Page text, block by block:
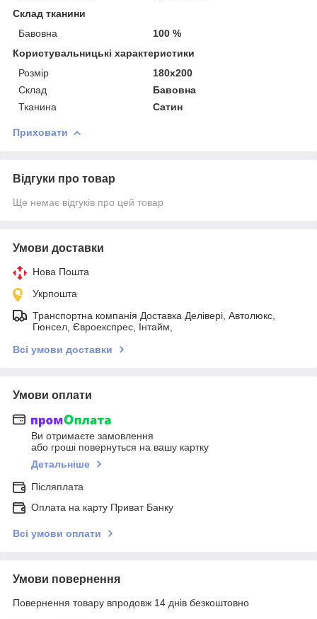
Склад тканини
Бавовна
100 %
Користувальницькі характеристики
Розмір
180х200
Склад
Бавовна
Тканина
Сатин
Приховати
Відгуки про товар
Ще немає відгуків про цей товар
Умови доставки
Нова Пошта
Укрпошта
Транспортна компанія Доставка Делівері, Автолюкс,
Гюнсел, Євроекспрес, Інтайм,
Всі умови доставки
Умови оплати
Ви отримаєте замовлення
або гроші повернуться на вашу картку
Детальніше
Післяплата
Оплата на карту Приват Банку
Всі умови оплати
Умови повернення
Повернення товару впродовж 14 днів безкоштовно